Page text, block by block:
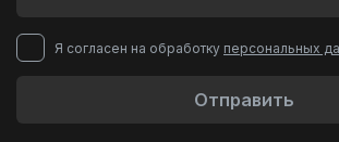
Я согласен на обработку персональных
Отправить